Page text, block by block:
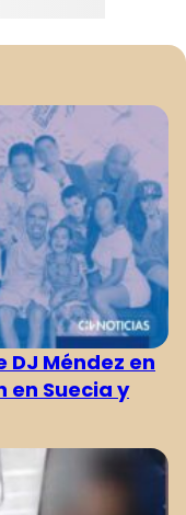
DJ Méndez en
en Suecia y